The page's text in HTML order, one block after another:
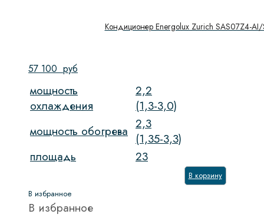
Кондиционер Energolux Zurich SAS07Z4-
57 100 руб
мощность
охлаждения
2,2
(1,3-3,0)
мощность обогрева 2,3
(1,35-3,3)
площадь
23
В корзину
В избранное
В избранное